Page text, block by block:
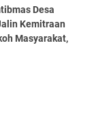
Desa
Kemitraan
Masyarakat,